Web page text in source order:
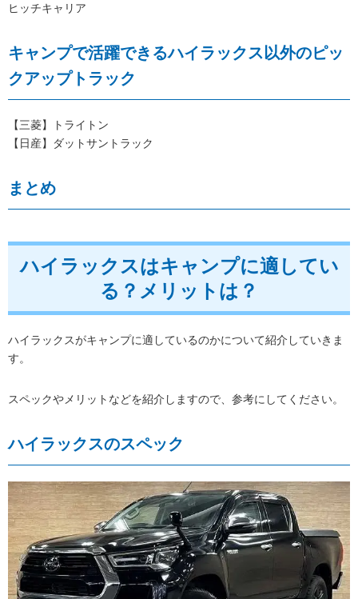
ヒッチキャリア
キャンプで活躍できるハイラックス以外のピッ
クアップトラック
【三菱】トライトン
【日産】ダットサントラック
まとめ
ハイラックスはキャンプに適してい
る？メリットは？
ハイラックスがキャンプに適しているのかについて紹介していきま
す。
スペックやメリットなどを紹介しますので、参考にしてください。
ハイラックスのスペック